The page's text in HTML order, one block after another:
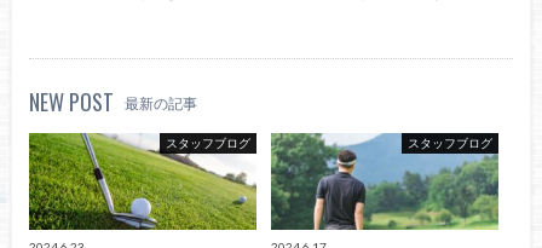
NEW POST 最新の記事
スタッフブログ スタッフブログ